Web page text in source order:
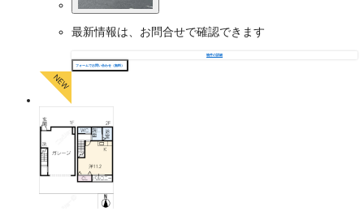
最新情報は、お問合せで確認できます
物件の詳細
フォームでお問い合わせ（無料）